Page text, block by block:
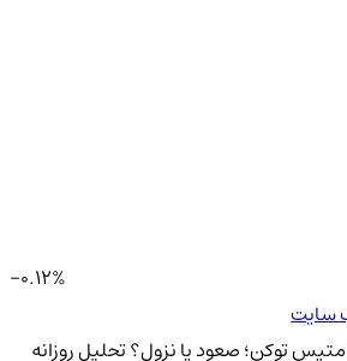
-0.12%
سایت
توکن؛ صعود یا نزول؟تحلیل روزانه